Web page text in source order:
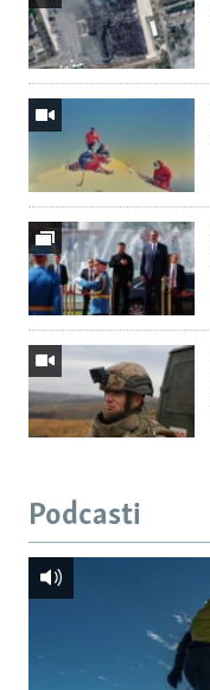
Podcasti